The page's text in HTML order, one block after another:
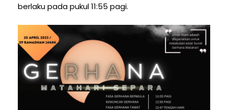
berlaku pada pukul 11:55 pagi.